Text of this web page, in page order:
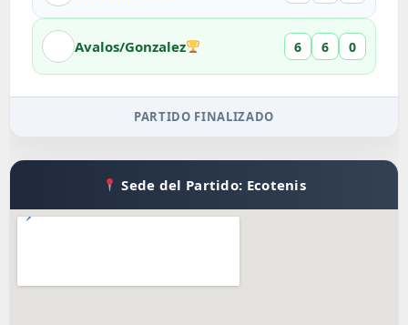
Avalos/Gonzalez 6 6 0
PARTIDO FINALIZADO
Sede del Partido: Ecotenis